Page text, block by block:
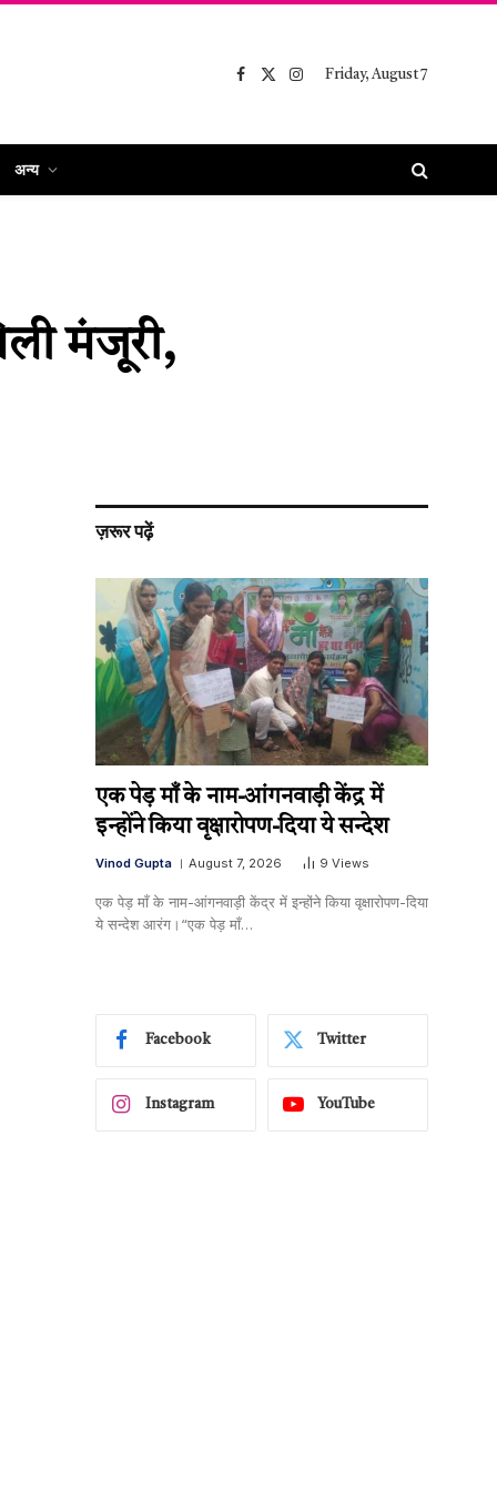
Facebook
X
Instagram
Friday, August 7
अन्य
मंजूरी,
ज़रूर पढ़ें
एक पेड़ माँ के नाम-आंगनवाड़ी केंद्र में
इन्होंने किया वृक्षारोपण-दिया ये सन्देश
Vinod Gupta August 7, 2026 9 Views
एक पेड़ माँ के नाम-आंगनवाड़ी केंद्र में इन्होंने किया वृक्षारोपण-दिया
ये सन्देश आरंग।“एक पेड़ माँ…
Facebook Twitter
Instagram YouTube